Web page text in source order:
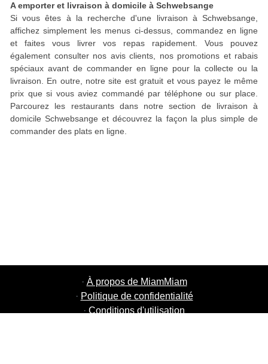
A emporter et livraison à domicile à Schwebsange
Si vous êtes à la recherche d'une livraison à Schwebsange,
affichez simplement les menus ci-dessus, commandez en ligne
et faites vous livrer vos repas rapidement. Vous pouvez
également consulter nos avis clients, nos promotions et rabais
spéciaux avant de commander en ligne pour la collecte ou la
livraison. En outre, notre site est gratuit et vous payez le même
prix que si vous aviez commandé par téléphone ou sur place.
Parcourez les restaurants dans notre section de livraison à
domicile Schwebsange et découvrez la façon la plus simple de
commander des plats en ligne.
· À propos de MiamMiam
· Politique de confidentialité
· Conditions d'utilisation